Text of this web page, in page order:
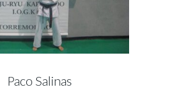
Paco Salinas